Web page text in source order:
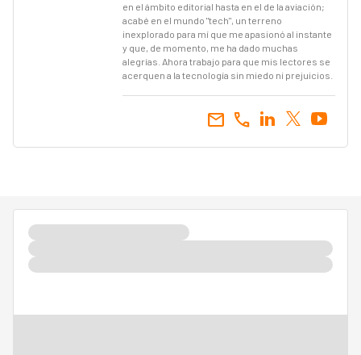
en el ámbito editorial hasta en el de la aviación;
acabé en el mundo "tech", un terreno
inexplorado para mí que me apasionó al instante
y que, de momento, me ha dado muchas
alegrías. Ahora trabajo para que mis lectores se
acerquen a la tecnología sin miedo ni prejuicios.
call
email